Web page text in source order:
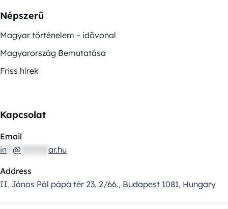
Népszerű
Magyar történelem – idővonal
Magyarország Bemutatása
Friss hírek
Kapcsolat
Email
in @ ar.hu
Address
II. János Pál pápa tér 23. 2/66., Budapest 1081, Hungary